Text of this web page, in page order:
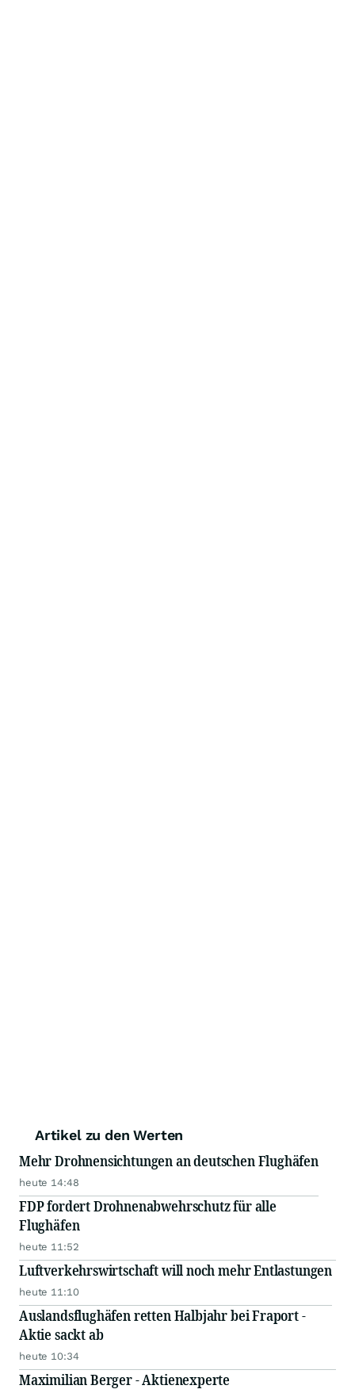
Artikel zu den Werten
Mehr Drohnensichtungen an deutschen Flughäfen
heute 14:48
FDP fordert Drohnenabwehrschutz für alle
Flughäfen
heute 11:52
Luftverkehrswirtschaft will noch mehr Entlastungen
heute 11:10
Auslandsflughäfen retten Halbjahr bei Fraport -
Aktie sackt ab
heute 10:34
Maximilian Berger - Aktienexperte